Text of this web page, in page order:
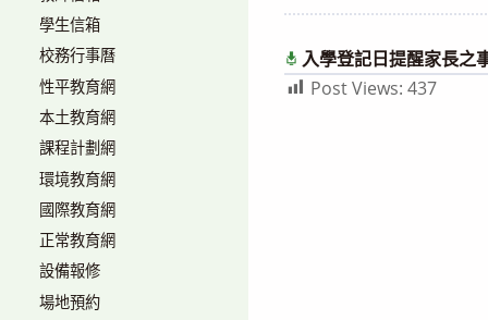
入學登記日提醒家長之
Post Views: 437
學生信箱
校務行事曆
性平教育網
本土教育網
課程計劃網
環境教育網
國際教育網
正常教育網
設備報修
場地預約